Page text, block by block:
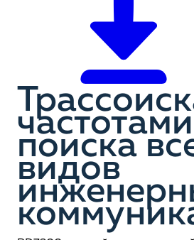
поиска
видов